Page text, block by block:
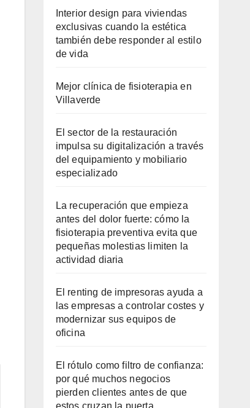
Interior design para viviendas
exclusivas cuando la estética
también debe responder al estilo
de vida
Mejor clínica de fisioterapia en
Villaverde
El sector de la restauración
impulsa su digitalización a través
del equipamiento y mobiliario
especializado
La recuperación que empieza
antes del dolor fuerte: cómo la
fisioterapia preventiva evita que
pequeñas molestias limiten la
actividad diaria
El renting de impresoras ayuda a
las empresas a controlar costes y
modernizar sus equipos de
oficina
El rótulo como filtro de confianza:
por qué muchos negocios
pierden clientes antes de que
estos cruzan la puerta